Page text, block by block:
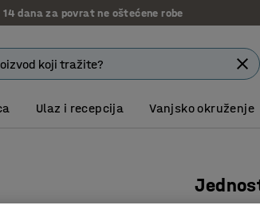
14 dana za povrat ne oštećene robe
Ulaz i recepcija Vanjsko okruženje
D 250